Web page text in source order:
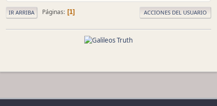
IR ARRIBA Páginas 1 ACCIONES DEL USUARIO